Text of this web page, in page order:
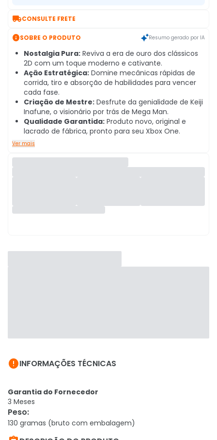
CONSULTE FRETE
SOBRE O PRODUTO Resumo gerado por IA
Nostalgia Pura: Reviva a era de ouro dos clássicos
2D com um toque moderno e cativante.
Ação Estratégica: Domine mecânicas rápidas de
corrida, tiro e absorção de habilidades para vencer
cada fase.
Criação de Mestre: Desfrute da genialidade de Keiji
Inafune, o visionário por trás de Mega Man.
Qualidade Garantida: Produto novo, original e
lacrado de fábrica, pronto para seu Xbox One.
Ver mais
INFORMAÇÕES TÉCNICAS
Garantia do Fornecedor
3 Meses
Peso:
130 gramas (bruto com embalagem)